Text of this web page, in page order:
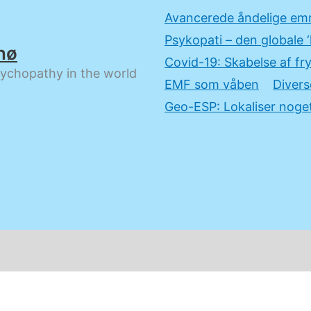
in the world
Avancerede åndelige
Psykopati – den globale
Covid-19: Skabelse af
EMF som våben
Geo-ESP: Lokaliser